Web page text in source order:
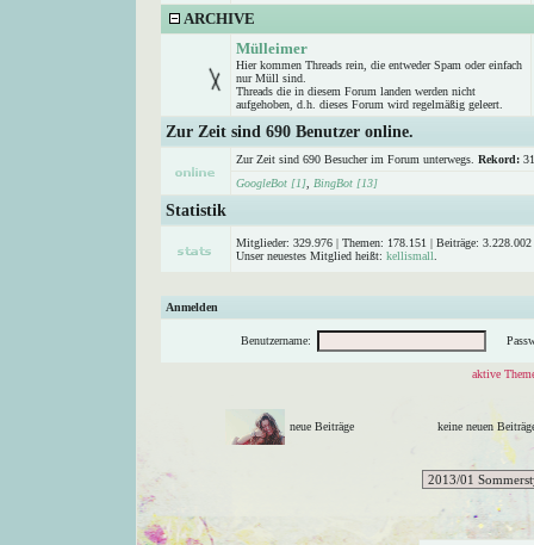
ARCHIVE
Mülleimer
Hier kommen Threads rein, die entweder Spam oder einfach
nur Müll sind.
Threads die in diesem Forum landen werden nicht
aufgehoben, d.h. dieses Forum wird regelmäßig geleert.
Zur Zeit sind 690 Benutzer online.
Zur Zeit sind 690 Besucher im Forum unterwegs. Rekord:
GoogleBot [1]
BingBot [13]
Statistik
Mitglieder: 329.976 | Themen: 178.151 | Beiträge:
Unser neuestes Mitglied heißt: kellismall
Anmelden
Benutzername:
aktive
neue Beiträge keine neuen